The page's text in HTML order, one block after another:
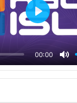
00:00
P
a
y